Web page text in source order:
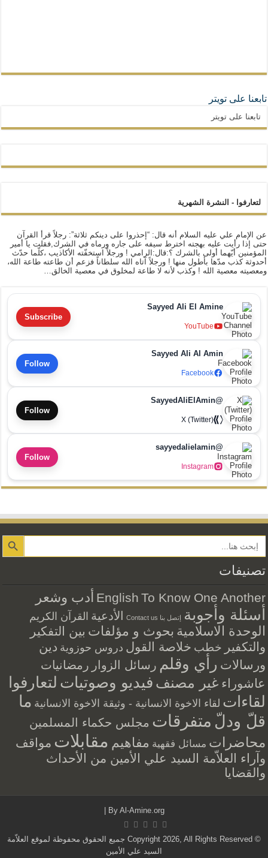
تابعنا على تويتر
تابعنا على تويتر
لتعارفوا - النشرة الشهرية
عن الإمام علي عليه السلام أنه قال: “إحذروا على دينكم ثلاثة”: رجلاً قرأ القرآن
حتى إذا رأيت عليه بهجته اخترط سيفه على جاره ورماه في الشرك,فقلت يا أمير
المؤمنين أيّهما أولى بالشرك ؟:قال:الرامي ! ورجلاً استخفّته الأكاذيب ،كلّما حدّث
أحدوثة كذب مدّها بأطول منها ! ورجلاً آتاه الله سلطاناً فزعم أن طاعته طاعة الله،
ومعصيته معصية الله ! وكذب لأنه لا طاعة لمخلوق في معصية الخالق…
Sayyed Ali El Amine
YouTube
Subscribe
Sayyed Ali Al Amin
Facebook
Follow
@SayyedAliElAmin
X (Twitter)
Follow
@sayyedalielamin
Instagram
Follow
Search Button
تصنيفات
English To Know One Another أدب وشعر
أسئلة وأجوبة إتصل بنا Contact us الأدعية القرآن الكريم
الوحدة الاسلامية بحوث و مؤلفات بين التفكير
والتكفير خطب خلاصة القول دروس حوزوية دين
ورسالات رأي وقلم رسائل الزوار رمضانيات
عاشوراء غير مصنف فيديو وصوتيات لتعارفوا
لقاءات لقاء الاخوة الانسانية - وثيقة الاخوة الانسانية ما
قلّ ودلّ متفرقات مجلس حكماء المسلمين
محاضرات مسائل فقهية مفاهيم مقابلات مواقف
وآراء العلاّمة السيد علي الأمين من الأحداث
والقضايا
By Al-Amine.org
© Copyright 2026, All Rights Reserved جميع الحقوق محفوظة لموقع العلاّمة
السيد علي الأمين